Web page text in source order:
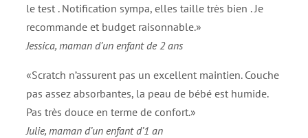
le test . Notification sympa, elles taille très bien . Je
recommande et budget raisonnable.»
Jessica, maman d’un enfant de 2 ans
«Scratch n’assurent pas un excellent maintien. Couche
pas assez absorbantes, la peau de bébé est humide.
Pas très douce en terme de confort.»
Julie, maman d’un enfant d’1 an